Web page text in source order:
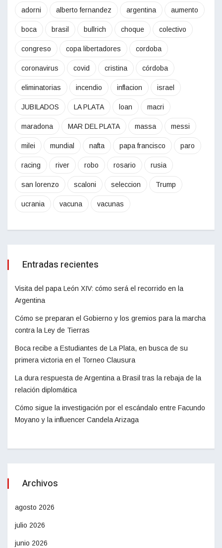
adorni alberto fernandez argentina aumento
boca brasil bullrich choque colectivo
congreso copa libertadores cordoba
coronavirus covid cristina córdoba
eliminatorias incendio inflacion israel
JUBILADOS LA PLATA loan macri
maradona MAR DEL PLATA massa messi
milei mundial nafta papa francisco paro
racing river robo rosario rusia
san lorenzo scaloni seleccion Trump
ucrania vacuna vacunas
Entradas recientes
Visita del papa León XIV: cómo será el recorrido en la
Argentina
Cómo se preparan el Gobierno y los gremios para la marcha
contra la Ley de Tierras
Boca recibe a Estudiantes de La Plata, en busca de su
primera victoria en el Torneo Clausura
La dura respuesta de Argentina a Brasil tras la rebaja de la
relación diplomática
Cómo sigue la investigación por el escándalo entre Facundo
Moyano y la influencer Candela Arizaga
Archivos
agosto 2026
julio 2026
junio 2026